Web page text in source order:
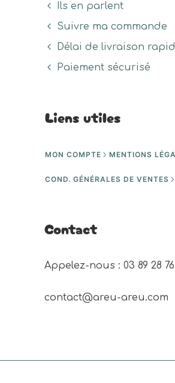
Ils en parlent
Suivre ma commande
Délai de livraison
Paiement sécurisé
Liens utiles
MON COMPTE MENTIONS
COND. GÉNÉRALES DE VENTES
Contact
Appelez-nous : 03 89 28 76
contact@areu-areu.com